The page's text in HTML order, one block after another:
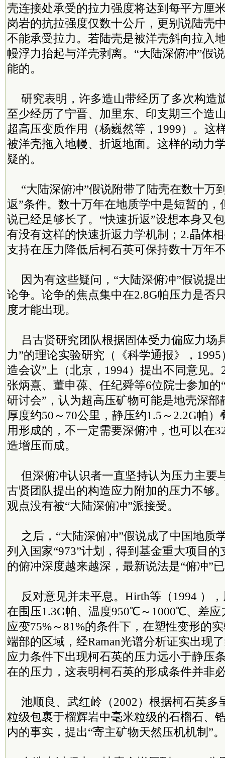
壳连接处承受的拉力强度将达到每平方厘
岗岩的抗拉强度仅数十公斤，更别说陆壳
不能承受拉力。若陆壳是被洋壳斜向拉入
幔浮力抬起与洋壳剥离。“大陆深俯冲”假
能的。
研究表明，许多造山带经历了多次构造
至少经历了宁晋、加里东、印支期三个造
超高压变质作用（杨巍然等，1999）。这
被洋壳拖入地幔、折返地面。这样的动力
疑的。
“大陆深俯冲”假说附带了陆壳在数十万
返”条件。数十万年在地质学中是短暂的
说已经足够长了。“快速折返”设想本身又
有没有这样的快速折返力学机制；2.晶体
支持在压力降低后柯石英可保持数十万年
因为有这些疑问，“大陆深俯冲”假说提
论争。论争的焦点集中在2.8G帕压力是否
度才能出现。
吕古贤研究团队根据固体受力偏应力场
力”的理论实验研究（《科学通报》，
造会议”上（北京，1994）提出不同意见
张炳熹、董申葆、任纪舜等6位院士参加的
研讨会”，认为超高压矿物可能是地壳深
厚度约50～70公里，静压约1.5～2.2G帕
用形成的，不一定需要深俯冲，也可以在
造增压而成。
但深俯冲认识者一直坚持认为压力主要
古贤团队提出的构造应力附加的压力不够
观点没有被“大陆深俯冲”派接受。
之后，“大陆深俯冲”假说成了中国地质
列入国家“973”计划，得到基金重大项目
的俯冲深度越来越深，最新说法是“俯冲”
反对意见并未平息。Hirth等（1994 ）
在围压1.3G帕、温度950℃～1000℃、差应
应变75%～81%的条件下，在塑性变形的
端部的区域，经Raman光谱分析证实出现
应力条件下出现柯石英的压力远小于静压
在的压力，这表明柯石英的形成条件并非
池顺良、武红岭（2002）根据柯石英多
粒级包裹于榴辉岩中毫米粒级的石榴石、
内的事实，提出“寄主矿物天然压机机制”。